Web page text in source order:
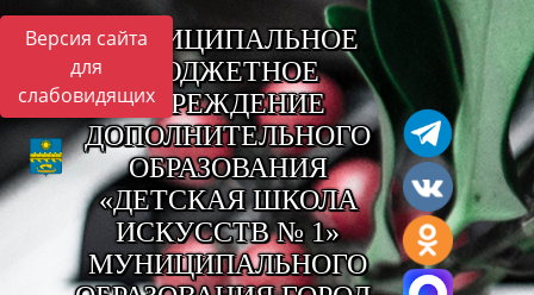
Версия сайта
для
слабовидящих
МУНИЦИПАЛЬНОЕ
БЮДЖЕТНОЕ
УЧРЕЖДЕНИЕ
ДОПОЛНИТЕЛЬНОГО
ОБРАЗОВАНИЯ
«ДЕТСКАЯ ШКОЛА
ИСКУССТВ № 1»
МУНИЦИПАЛЬНОГО